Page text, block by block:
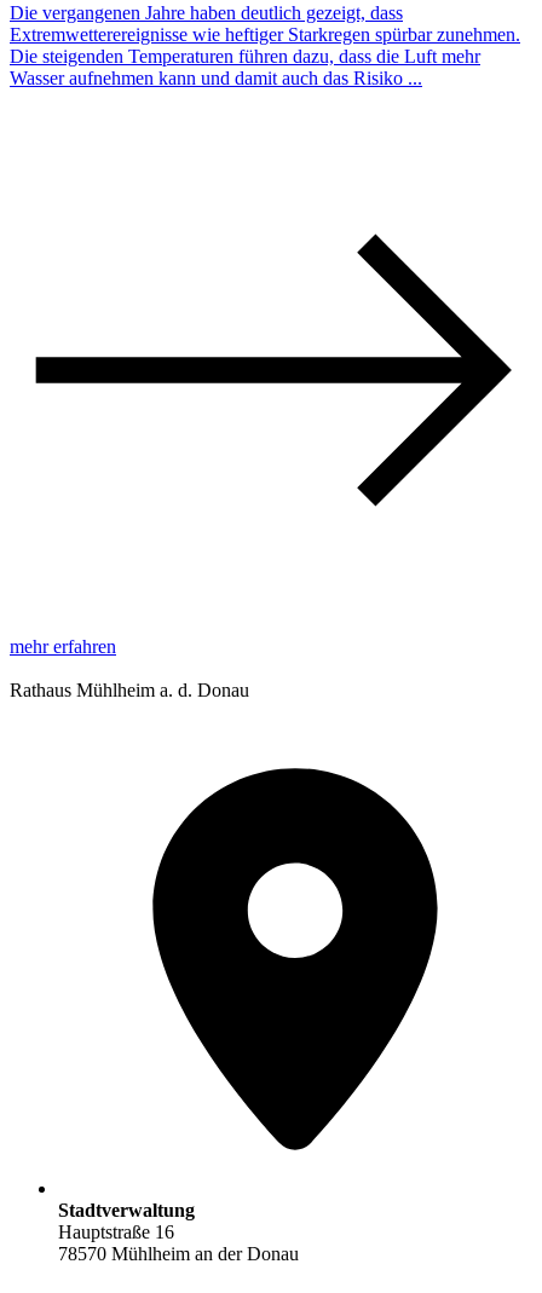
Die vergangenen Jahre haben deutlich gezeigt, dass
Extremwetterereignisse wie heftiger Starkregen spürbar zunehmen.
Die steigenden Temperaturen führen dazu, dass die Luft mehr
Wasser aufnehmen kann und damit auch das Risiko ...
mehr erfahren
Rathaus Mühlheim a. d. Donau
Stadtverwaltung
Hauptstraße 16
78570 Mühlheim an der Donau